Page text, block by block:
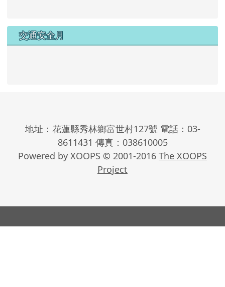
交通安全月
地址：花蓮縣秀林鄉富世村127號 電話：03-
8611431 傳真：038610005
Powered by XOOPS © 2001-2016 The XOOPS
Project